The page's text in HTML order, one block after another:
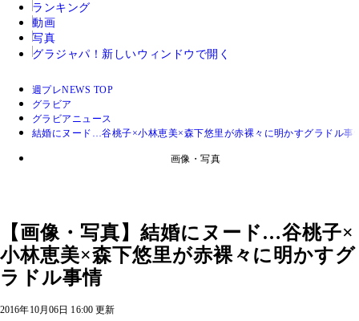
ランキング
動画
写真
グラジャパ！ 新しいウィンドウで開く
週プレNEWS TOP
グラビア
グラビアニュース
結婚にヌード…谷桃子×小林恵美×森下悠里が赤裸々に明かすグラドル事
画像・写真
【画像・写真】結婚にヌード…谷桃子×
小林恵美×森下悠里が赤裸々に明かすグ
ラドル事情
2016年10月06日 16:00 更新